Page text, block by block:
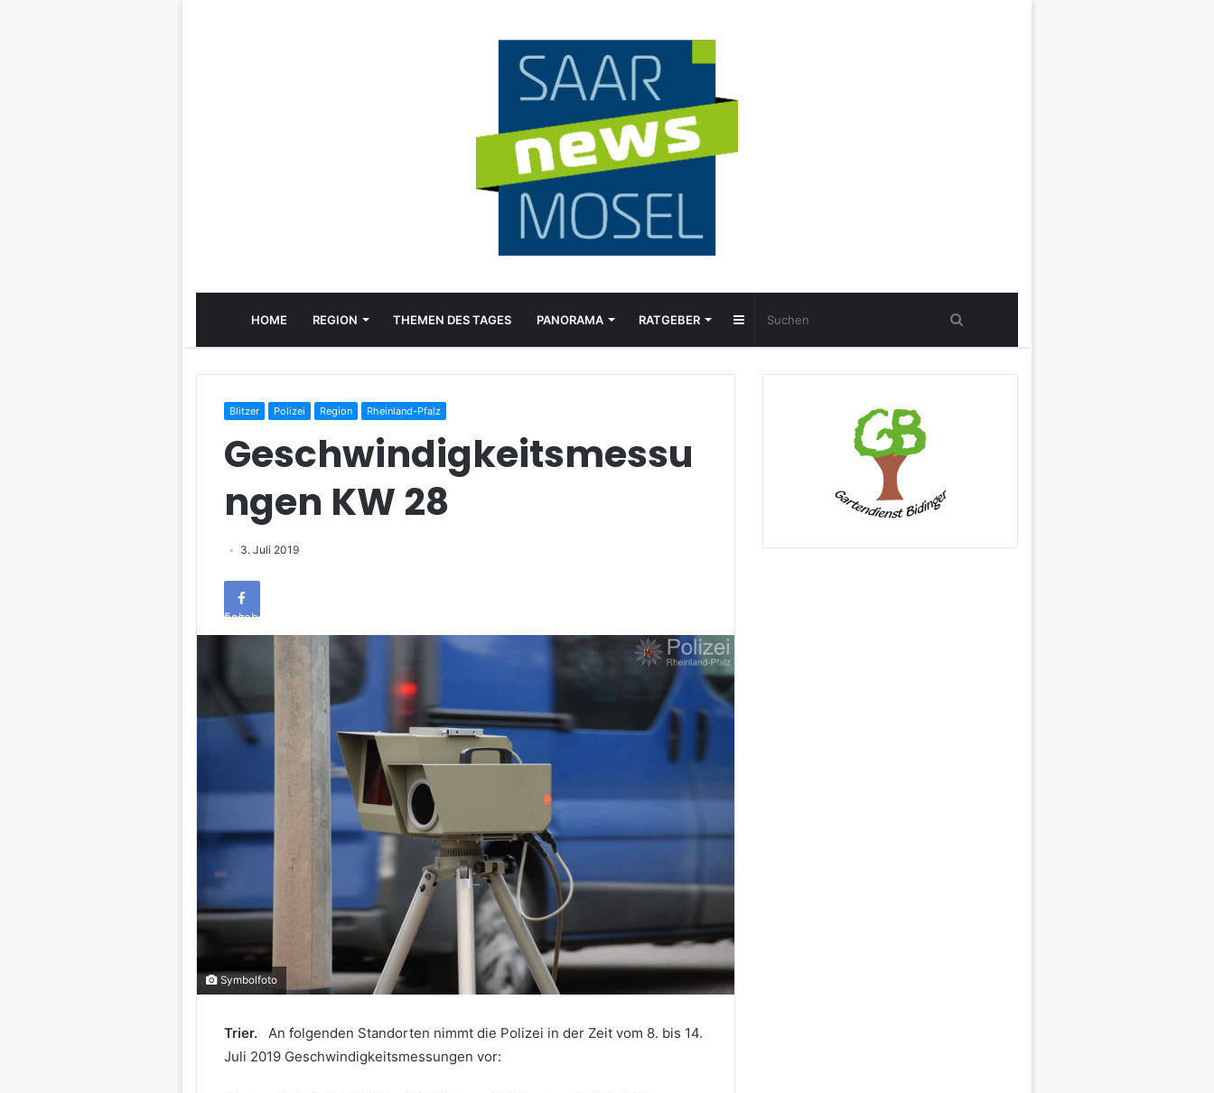
HOME REGION THEMEN DES TAGES PANORAMA RATGEBER Sidebar
Blitzer Polizei Region Rheinland-Pfalz
Geschwindigkeitsmessu
ngen KW 28
3. Juli 2019
Facebook
Symbolfoto
Trier. An folgenden Standorten nimmt die Polizei in der Zeit vom 8. bis 14.
Juli 2019 Geschwindigkeitsmessungen vor: